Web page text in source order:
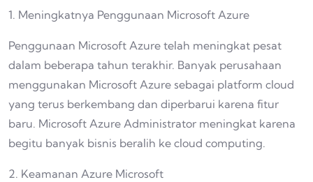
1. Meningkatnya Penggunaan Microsoft Azure
Penggunaan Microsoft Azure telah meningkat pesat
dalam beberapa tahun terakhir. Banyak perusahaan
menggunakan Microsoft Azure sebagai platform cloud
yang terus berkembang dan diperbarui karena fitur
baru. Microsoft Azure Administrator meningkat karena
begitu banyak bisnis beralih ke cloud computing.
2. Keamanan Azure Microsoft